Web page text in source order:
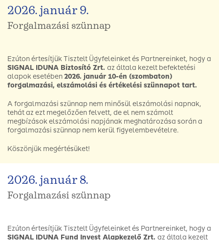
2026. január 9.
Forgalmazási szünnap
Ezúton értesítjük Tisztelt Ügyfeleinket és Partnereinket, hogy a
SIGNAL IDUNA Biztosító Zrt. az általa kezelt befektetési
alapok esetében2026. január 10-én (szombaton)
forgalmazási, elszámolási és értékelési szünnapot tart.
A forgalmazási szünnap nem minősül elszámolási napnak,
tehát az ezt megelőzően felvett, de el nem számolt
megbízások elszámolási napjának meghatározása során a
forgalmazási szünnap nem kerül figyelembevételre.
Köszönjük megértésüket!
2026. január 8.
Forgalmazási szünnap
Ezúton értesítjük Tisztelt Ügyfeleinket és Partnereinket, hogy a
SIGNAL IDUNA Fund Invest Alapkezelő Zrt. az általa kezelt